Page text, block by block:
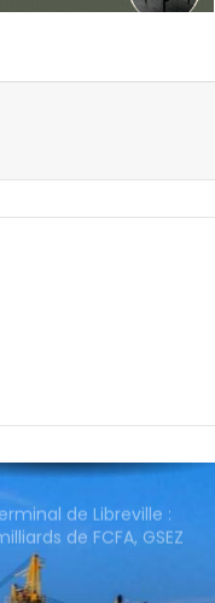
By-Nze : EPG demande
: la SEEG révèle avoir
95 % de ses
de FCFA, GSEZ
sous-région ?
: un chiffre
hausse de 40 au
2026